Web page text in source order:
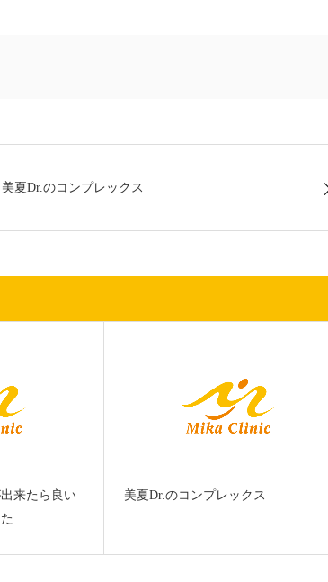
美夏Dr.のコンプレックス
来たら良い
美夏Dr.のコンプレックス